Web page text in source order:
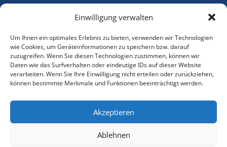
Einwilligung verwalten
Um Ihnen ein optimales Erlebnis zu bieten, verwenden wir Technologien
wie Cookies, um Geräteinformationen zu speichern bzw. darauf
zuzugreifen. Wenn Sie diesen Technologien zustimmen, können wir
Daten wie das Surfverhalten oder eindeutige IDs auf dieser Website
verarbeiten. Wenn Sie Ihre Einwilligung nicht erteilen oder zurückziehen,
können bestimmte Merkmale und Funktionen beeinträchtigt werden.
Akzeptieren
Ablehnen
Unternehmen
Anleitungsvideos
Über uns
Service